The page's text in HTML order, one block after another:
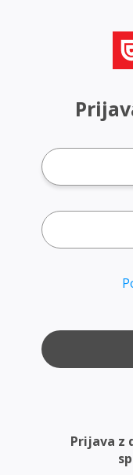
Prijava z